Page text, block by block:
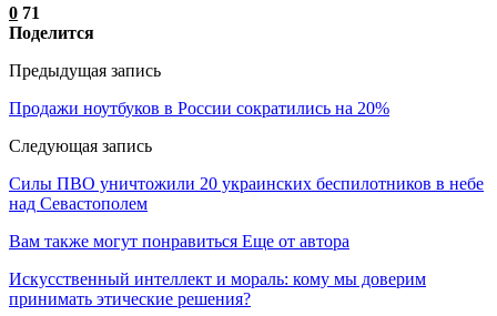
0 71
Поделится
Предыдущая запись
Продажи ноутбуков в России сократились на 20%
Следующая запись
Силы ПВО уничтожили 20 украинских беспилотников в небе
над Севастополем
Вам также могут понравиться Еще от автора
Искусственный интеллект и мораль: кому мы доверим
принимать этические решения?